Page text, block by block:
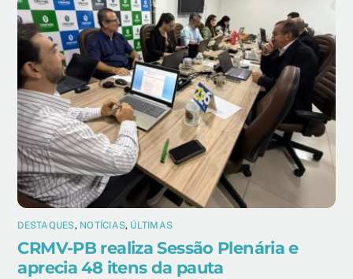
DESTAQUES, NOTÍCIAS, ÚLTIMAS
CRMV-PB realiza Sessão Plenária e
aprecia 48 itens da pauta